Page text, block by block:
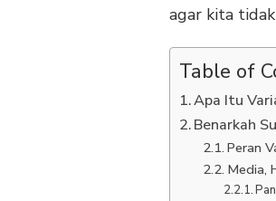
agar kita
Table of
Apa Itu
Benarkah
Peran
Media,